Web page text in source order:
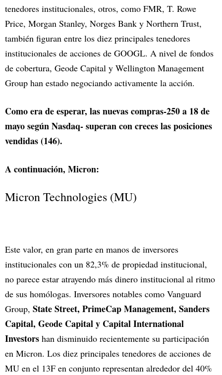
tenedores institucionales, otros, como FMR, T. Rowe
Price, Morgan Stanley, Norges Bank y Northern Trust,
también figuran entre los diez principales tenedores
institucionales de acciones de GOOGL. A nivel de fondos
de cobertura, Geode Capital y Wellington Management
Group han estado negociando activamente la acción.
Como era de esperar, las nuevas compras-250 a 18 de
mayo según Nasdaq- superan con creces las posiciones
vendidas (146).
A continuación, Micron:
Micron Technologies (MU)
Este valor, en gran parte en manos de inversores
institucionales con un 82,3% de propiedad institucional,
no parece estar atrayendo más dinero institucional al ritmo
de sus homólogas. Inversores notables como Vanguard
Group, State Street, PrimeCap Management, Sanders
Capital, Geode Capital y Capital International
Investors han disminuido recientemente su participación
en Micron. Los diez principales tenedores de acciones de
MU en el 13F en conjunto representan alrededor del 40%